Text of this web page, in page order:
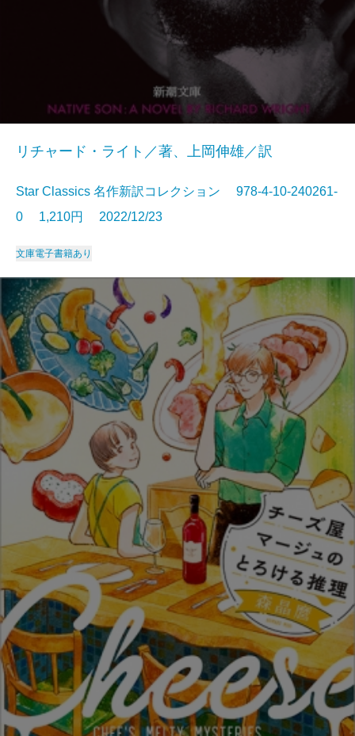
リチャード・ライト／著、上岡伸雄／訳
Star Classics 名作新訳コレクション 978-4-10-240261-
0 1,210円 2022/12/23
文庫電子書籍あり